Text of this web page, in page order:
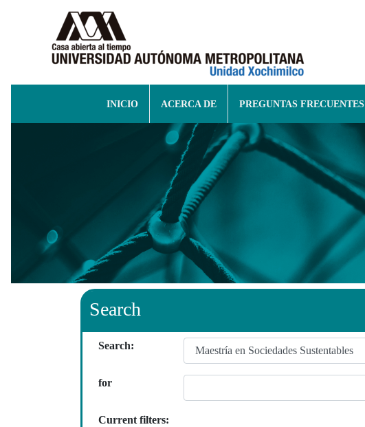
INICIO ACERCA DE PREGUNTAS FRECUENTES
Search
Search:
for
Current filters: